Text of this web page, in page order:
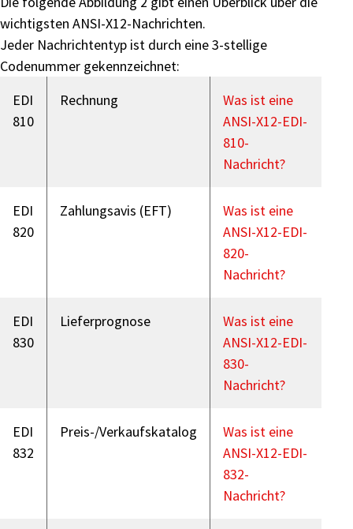
wichtigsten ANSI-X12-Nachrichten.
Jeder Nachrichtentyp ist durch eine 3-stellige
Codenummer gekennzeichnet:
EDI
810
Rechnung
Was ist eine
ANSI-X12-EDI-
810-
Nachricht?
EDI
820
Zahlungsavis (EFT)
Was ist eine
ANSI-X12-EDI-
820-
Nachricht?
EDI
830
Lieferprognose
Was ist eine
ANSI-X12-EDI-
830-
Nachricht?
EDI
832
Preis-/Verkaufskatalog
Was ist eine
ANSI-X12-EDI-
832-
Nachricht?